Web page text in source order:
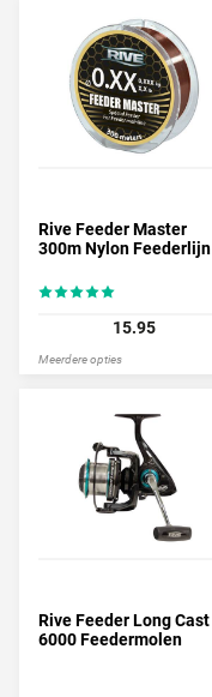
Rive Feeder Master
300m Nylon Feederlijn
15.95
Meerdere opties
Rive Feeder Long Cast
6000 Feedermolen